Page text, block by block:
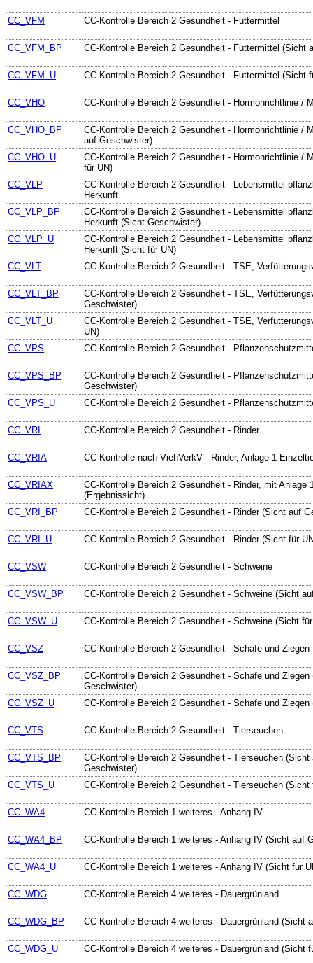
CC_VFM CC-Kontrolle Bereich 2 Gesundheit - Futtermittel
CC_VFM_BP CC-Kontrolle Bereich 2 Gesundheit - Futtermittel (Sicht
CC_VFM_U CC-Kontrolle Bereich 2 Gesundheit - Futtermittel (Sicht
CC_VHO CC-Kontrolle Bereich 2 Gesundheit - Hormonrichtlinie /
CC_VHO_BP
CC-Kontrolle Bereich 2 Gesundheit - Hormonrichtlinie /
auf Geschwister)
CC_VHO_U
CC-Kontrolle Bereich 2 Gesundheit - Hormonrichtlinie /
für UN)
CC_VLP
CC-Kontrolle Bereich 2 Gesundheit - Lebensmittel
Herkunft
CC_VLP_BP
CC-Kontrolle Bereich 2 Gesundheit - Lebensmittel
Herkunft (Sicht Geschwister)
CC_VLP_U
CC-Kontrolle Bereich 2 Gesundheit - Lebensmittel
Herkunft (Sicht für UN)
CC_VLT
CC-Kontrolle Bereich 2 Gesundheit - TSE,
CC_VLT_BP
CC-Kontrolle Bereich 2 Gesundheit - TSE,
Geschwister)
CC_VLT_U
CC-Kontrolle Bereich 2 Gesundheit - TSE,
UN)
CC_VPS
CC-Kontrolle Bereich 2 Gesundheit -
CC_VPS_BP
CC-Kontrolle Bereich 2 Gesundheit -
Geschwister)
CC_VPS_U
CC-Kontrolle Bereich 2 Gesundheit -
CC_VRI CC-Kontrolle Bereich 2 Gesundheit - Rinder
CC_VRIA CC-Kontrolle nach ViehVerkV - Rinder, Anlage 1
CC_VRIAX
CC-Kontrolle Bereich 2 Gesundheit - Rinder, mit Anlage
(Ergebnissicht)
CC_VRI_BP
CC-Kontrolle Bereich 2 Gesundheit - Rinder (Sicht auf
CC_VRI_U CC-Kontrolle Bereich 2 Gesundheit - Rinder (Sicht für
CC_VSW CC-Kontrolle Bereich 2 Gesundheit - Schweine
CC_VSW_BP CC-Kontrolle Bereich 2 Gesundheit - Schweine (Sicht
CC_VSW_U CC-Kontrolle Bereich 2 Gesundheit - Schweine (Sicht
CC_VSZ CC-Kontrolle Bereich 2 Gesundheit - Schafe und Ziegen
CC_VSZ_BP
CC-Kontrolle Bereich 2 Gesundheit - Schafe und Ziegen
Geschwister)
CC_VSZ_U
CC-Kontrolle Bereich 2 Gesundheit - Schafe und Ziegen
CC_VTS CC-Kontrolle Bereich 2 Gesundheit - Tierseuchen
CC_VTS_BP
CC-Kontrolle Bereich 2 Gesundheit - Tierseuchen (Sicht
Geschwister)
CC_VTS_U
CC-Kontrolle Bereich 2 Gesundheit - Tierseuchen (Sicht
CC_WA4 CC-Kontrolle Bereich 1 weiteres - Anhang IV
CC_WA4_BP CC-Kontrolle Bereich 1 weiteres - Anhang IV (Sicht auf
CC_WA4_U CC-Kontrolle Bereich 1 weiteres - Anhang IV (Sicht für
CC_WDG CC-Kontrolle Bereich 4 weiteres - Dauergrünland
CC_WDG_BP CC-Kontrolle Bereich 4 weiteres - Dauergrünland (Sicht
CC_WDG_U CC-Kontrolle Bereich 4 weiteres - Dauergrünland (Sicht